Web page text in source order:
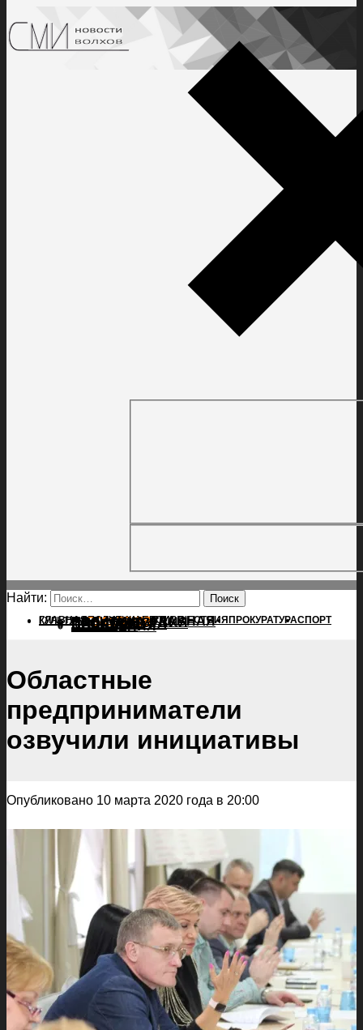
Найти:
ГЛАВНАЯПОЛИТИКАПРОИСШЕСТВИЯ ПРОКУРАТУРАСПОРТ
КУЛЬТУРАПОСЕЛЕНИЯГЛАВНАЯ
ПОЛИТИКА
ПРОИСШЕСТВИЯ
ПРОКУРАТУРА
СПОРТ
КУЛЬТУРА
ПОСЕЛЕНИЯ
Областные
предприниматели
озвучили инициативы
Опубликовано 10 марта 2020 года в 20:00